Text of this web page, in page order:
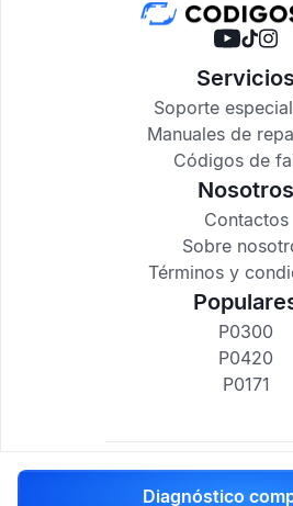
Diagnóstico
Soporte
Manuales de
Códigos de
Nosotros
Contactos
Sobre
Términos y
P0300
P0420
P0171
codigosdtc.com ©